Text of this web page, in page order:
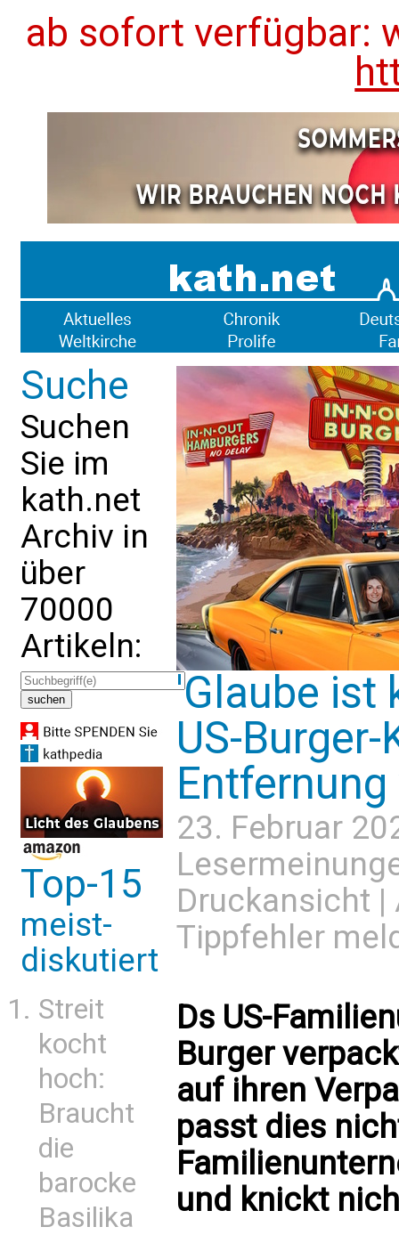
ab sofort verfügbar:
Suche
Suchen
Sie im
kath.net
Archiv in
über
70000
Artikeln:
Top-15
meist-
diskutiert
Streit
kocht
hoch:
Braucht
die
barocke
Basilika
'Glaube ist
US-
23. Februar
Druckansicht |
Tippfehler
Ds US-
Burger
auf ihren
passt dies
und knickt